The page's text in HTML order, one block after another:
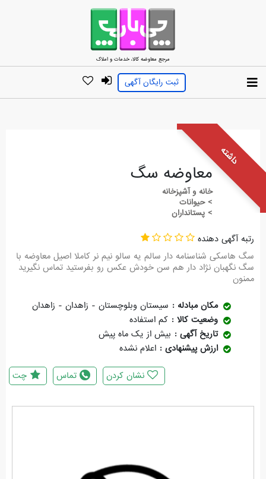
مرجع معاوضه کالا، خدمات و املاک
ثبت رایگان آگهی
داشته
معاوضه سگ
خانه و آشپزخانه
> حیوانات
> پستانداران
رتبه آگهی دهنده
سگ هاسکی شناسنامه دار سالم یه سالو نیم نر کاملا اصیل معاوضه با
سگ نگهبان نژاد دار هم سن خودش عکس رو بفرستید تماس نگیرید
ممنون
مکان مبادله
سیستان وبلوچستان - زاهدان - زاهدان
وضعیت کالا
کم استفاده
تاریخ آگهی
بیش از یک ماه پیش
ارزش پیشنهادی
اعلام نشده
چت تماس نشان کردن